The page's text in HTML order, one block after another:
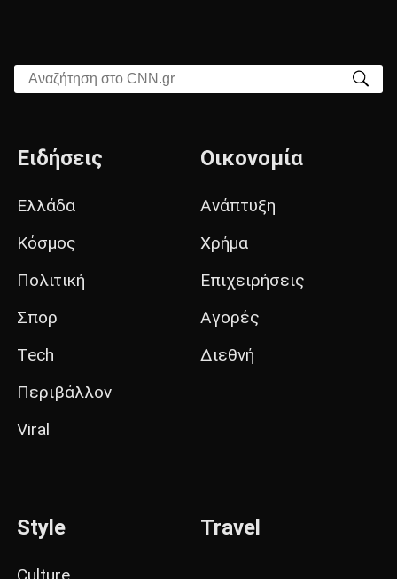
Αναζήτηση στο CNN.gr
Ειδήσεις
Ελλάδα
Κόσμος
Πολιτική
Σπορ
Tech
Περιβάλλον
Viral
Οικονομία
Ανάπτυξη
Χρήμα
Επιχειρήσεις
Αγορές
Διεθνή
Style Travel